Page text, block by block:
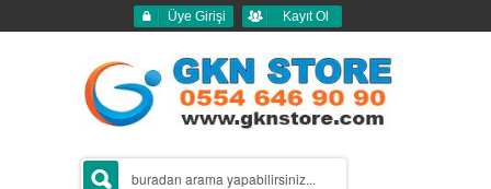
Üye Girişi Kayıt Ol